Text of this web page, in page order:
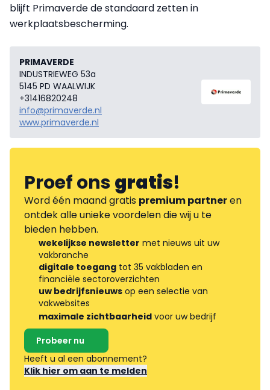
blijft Primaverde de standaard zetten in
werkplaatsbescherming.
PRIMAVERDE
INDUSTRIEWEG 53a
5145 PD WAALWIJK
+31416820248
info@primaverde.nl
www.primaverde.nl
Proef onsgratis!
Word één maand gratis premium partneren
ontdek alle unieke voordelen die wij u te
bieden hebben.
wekelijkse newsletter met nieuws uit uw
vakbranche
digitale toegang tot 35 vakbladen en
financiële sectoroverzichten
uw bedrijfsnieuws op een selectie van
vakwebsites
maximale zichtbaarheid voor uw bedrijf
Probeer nu
Heeft u al een abonnement?
Klik hier om aan te melden